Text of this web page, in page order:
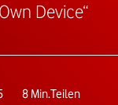
Device“
8 Min.Teilen